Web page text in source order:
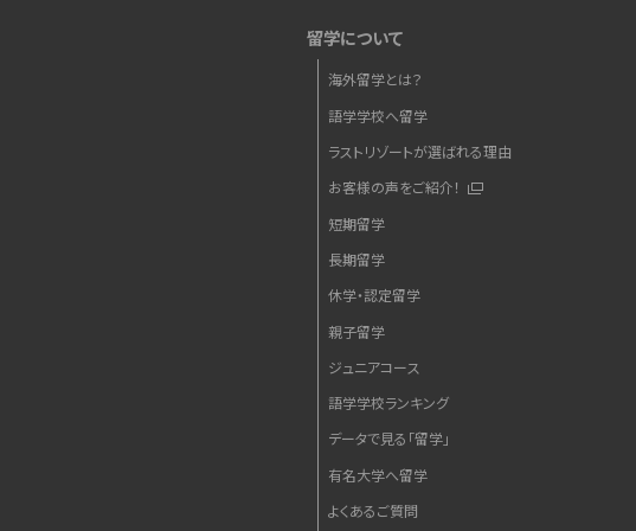
留学について
海外留学とは？
語学学校へ留学
ラストリゾートが選ばれる理由
お客様の声をご紹介！
短期留学
長期留学
休学・認定留学
親子留学
ジュニアコース
語学学校ランキング
データで見る「留学」
有名大学へ留学
よくあるご質問